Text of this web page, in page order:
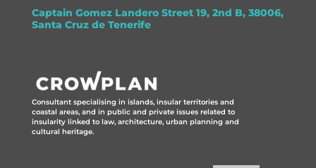
Captain Gomez Landero Street 19, 2nd B, 38006,
Santa Cruz de Tenerife
Consultant specialising in islands, insular territories and
coastal areas, and in public and private issues related to
insularity linked to law, architecture, urban planning and
cultural heritage.